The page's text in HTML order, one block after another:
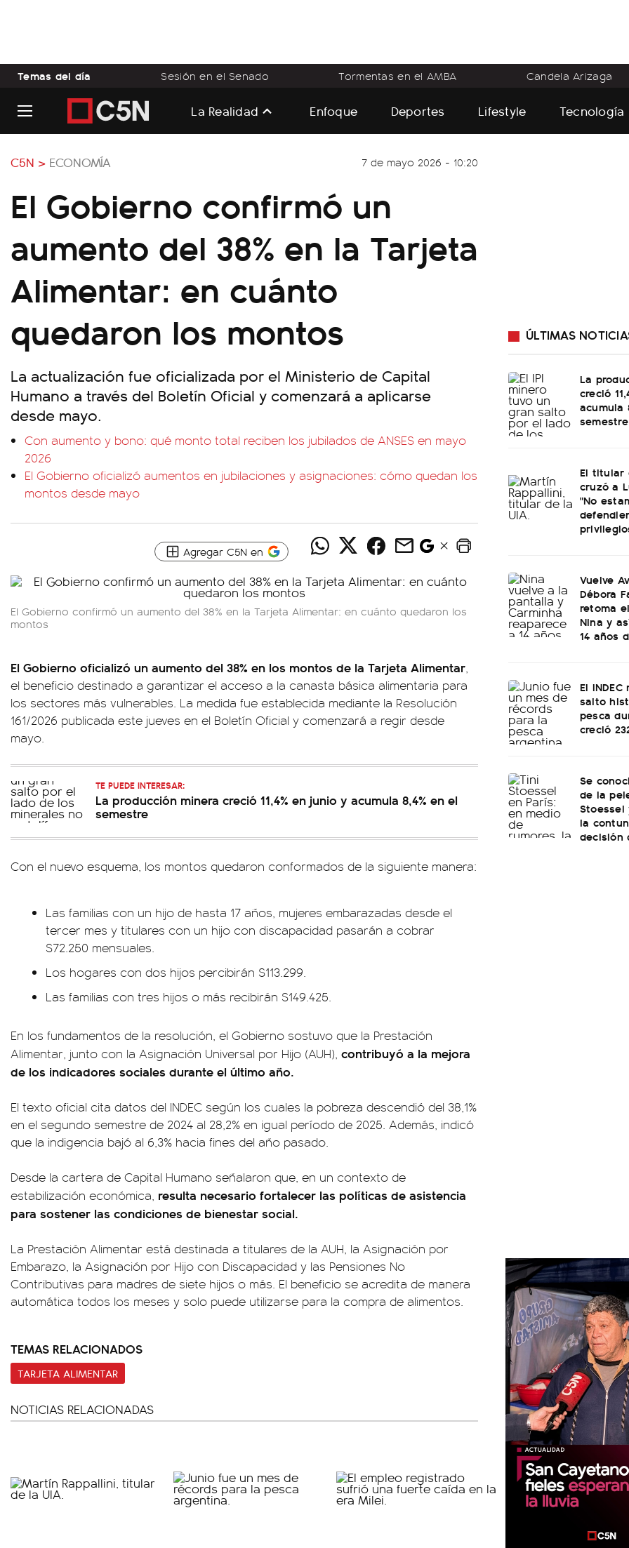
Temas del día Sesión en el Senado Tormentas en el AMBA Candela Arizaga
La Realidad Enfoque Deportes Lifestyle Tecnología
C5N > ECONOMÍA 7 de mayo 2026 - 10:20
El Gobierno confirmó un
aumento del 38% en la Tarjeta
Alimentar: en cuánto
quedaron los montos
La actualización fue oficializada por el Ministerio de Capital
Humano a través del Boletín Oficial y comenzará a aplicarse
desde mayo.
Con aumento y bono: qué monto total reciben los jubilados de ANSES en mayo
2026
El Gobierno oficializó aumentos en jubilaciones y asignaciones: cómo quedan los
montos desde mayo
Agregar C5N en
El Gobierno confirmó un aumento del 38% en la Tarjeta Alimentar: en cuánto quedaron los
montos
El Gobierno oficializó un aumento del 38% en los montos de la Tarjeta Alimentar,
el beneficio destinado a garantizar el acceso a la canasta básica alimentaria para
los sectores más vulnerables. La medida fue establecida mediante la Resolución
161/2026 publicada este jueves en el Boletín Oficial y comenzará a regir desde
mayo.
TE PUEDE INTERESAR:
La producción minera creció 11,4% en junio y acumula 8,4% en el
semestre
Con el nuevo esquema, los montos quedaron conformados de la siguiente manera:
Las familias con un hijo de hasta 17 años, mujeres embarazadas desde el
tercer mes y titulares con un hijo con discapacidad pasarán a cobrar
$72.250 mensuales.
Los hogares con dos hijos percibirán $113.299.
Las familias con tres hijos o más recibirán $149.425.
En los fundamentos de la resolución, el Gobierno sostuvo que la Prestación
Alimentar, junto con la Asignación Universal por Hijo (AUH), contribuyó a la mejora
de los indicadores sociales durante el último año.
El texto oficial cita datos del INDEC según los cuales la pobreza descendió del 38,1%
en el segundo semestre de 2024 al 28,2% en igual período de 2025. Además, indicó
que la indigencia bajó al 6,3% hacia fines del año pasado.
Desde la cartera de Capital Humano señalaron que, en un contexto de
estabilización económica, resulta necesario fortalecer las políticas de asistencia
para sostener las condiciones de bienestar social.
La Prestación Alimentar está destinada a titulares de la AUH, la Asignación por
Embarazo, la Asignación por Hijo con Discapacidad y las Pensiones No
Contributivas para madres de siete hijos o más. El beneficio se acredita de manera
automática todos los meses y solo puede utilizarse para la compra de alimentos.
TEMAS RELACIONADOS
TARJETA ALIMENTAR
NOTICIAS RELACIONADAS
ÚLTIMAS
La
creció
acumula
semestre
El titular
cruzó a
"No
Vuelve
Débora
retoma
Nina y
14 años
El
salto
pesca
creció
Se
de la
Stoessel
la
decisión